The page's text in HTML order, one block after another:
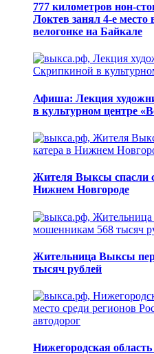
777 километров нон-
Локтев занял 4-е место
велогонке на Байкале
Афиша: Лекция
в культурном центре
Жителя Выксы спасли
Нижнем Новгороде
Жительница Выксы
тысяч рублей
Нижегородская